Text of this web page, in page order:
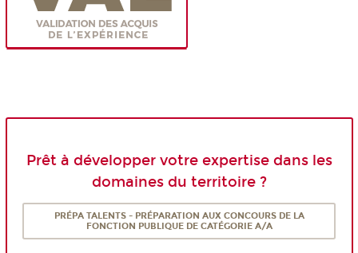
Prêt à développer votre expertise dans les
domaines du territoire ?
PRÉPA TALENTS - PRÉPARATION AUX CONCOURS DE LA
FONCTION PUBLIQUE DE CATÉGORIE A/A